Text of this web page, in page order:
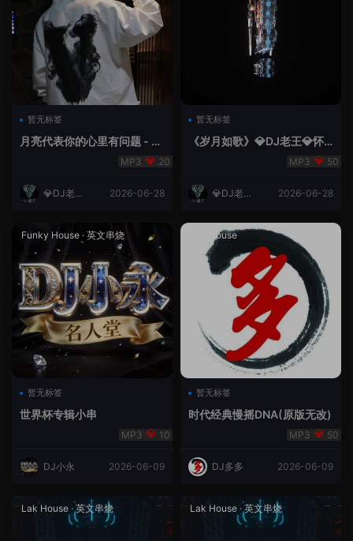
暂无标签
月亮代表你的心里有问题 - 小
20
💎DJ老王
2026-06-28
暂无标签
《岁月如歌》💎DJ老王💎怀
50
💎DJ老王
2026-06-28
Funky House · 英文串烧
暂无标签
世界杯专辑小串
10
DJ小永 2026-06-09
成都House
暂无标签
时代经典慢摇DNA(原版无改)
50
DJ多多 2026-06-09
Lak House ·英文串烧 Lak House ·英文串烧